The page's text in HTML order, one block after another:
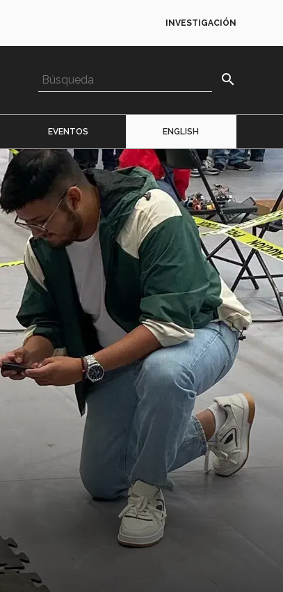
INVESTIGACIÓN
search
EVENTOS ENGLISH